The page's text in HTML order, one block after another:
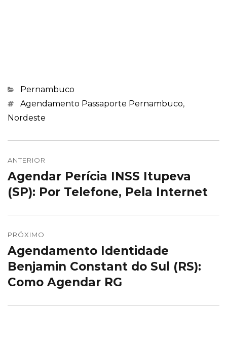
Categorias
Pernambuco
Marcações
Agendamento Passaporte Pernambuco,
Nordeste
de
Post
ANTERIOR
Post
anterior:
Agendar Perícia INSS Itupeva
(SP): Por Telefone, Pela Internet
PRÓXIMO
Próximo
post:
Agendamento Identidade
Benjamin Constant do Sul (RS):
Como Agendar RG